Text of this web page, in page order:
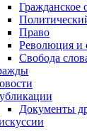
Гражданское
Право
Революция и
Свобода
Документы